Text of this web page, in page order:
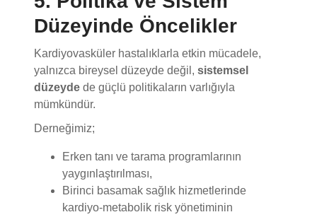
Düzeyinde Öncelikler
Kardiyovasküler hastalıklarla etkin mücadele,
yalnızca bireysel düzeyde değil,sistemsel
düzeyde de güçlü politikaların varlığıyla
mümkündür.
Derneğimiz;
yaygınlaştırılması,
Birinci basamak sağlık hizmetlerinde
kardiyo-metabolik risk yönetiminin
güçlendirilmesi,